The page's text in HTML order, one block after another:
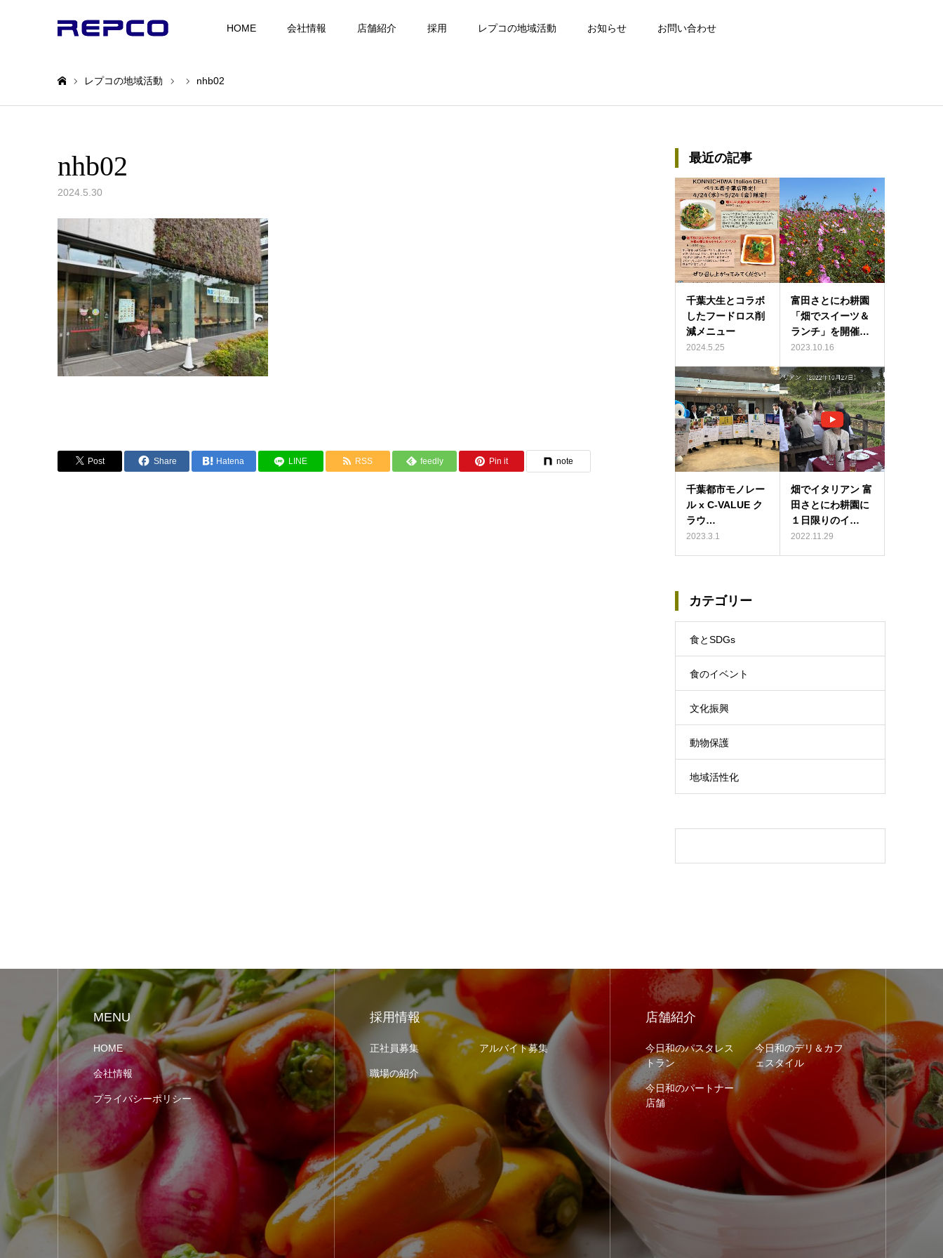
HOME 会社情報 店舗紹介 採用 レプコの地域活動 お知らせ お問い合わせ
レプコの地域活動 nhb02
nhb02
2024.5.30
Post Share Hatena LINE RSS feedly Pin it note
最近の記事
千葉大生とコラボ
したフードロス削
減メニュー
2024.5.25
富田さとにわ耕園
「畑でスイーツ＆
ランチ」を開催…
2023.10.16
千葉都市モノレー
ル x C-VALUE ク
ラウ…
2023.3.1
畑でイタリアン 富
田さとにわ耕園に
１日限りのイ…
2022.11.29
カテゴリー
食とSDGs
食のイベント
文化振興
動物保護
地域活性化
MENU
HOME
会社情報
プライバシーポリシー
採用情報
正社員募集 アルバイト募集
職場の紹介
店舗紹介
今日和のパスタレス
トラン
今日和のデリ＆カフ
ェスタイル
今日和のパートナー
店舗